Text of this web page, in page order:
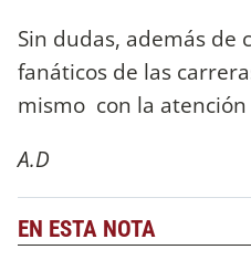
Sin dudas, además de
fanáticos de las
mismo con la
A.D
EN ESTA NOTA